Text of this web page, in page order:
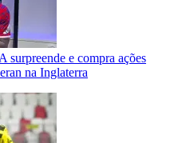
surpreende e compra ações
na Inglaterra